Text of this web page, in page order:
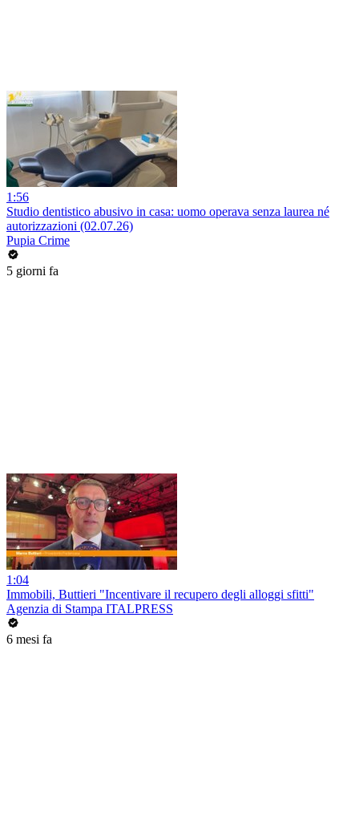
1:56
Studio dentistico abusivo in casa: uomo operava senza laurea né
autorizzazioni (02.07.26)
Pupia Crime
5 giorni fa
1:04
Immobili, Buttieri "Incentivare il recupero degli alloggi sfitti"
Agenzia di Stampa ITALPRESS
6 mesi fa